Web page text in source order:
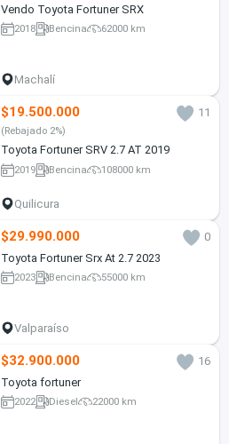
Vendo Toyota Fortuner SRX
2018 Bencina 62000 km
Machalí
$19.500.000 11
(Rebajado 2%)
Toyota Fortuner SRV 2.7 AT 2019
2019 Bencina 108000 km
Quilicura
$29.990.000
0
Toyota Fortuner Srx At 2.7 2023
2023 Bencina 55000 km
Valparaíso
$32.900.000
16
Toyota fortuner
2022 Diesel 22000 km